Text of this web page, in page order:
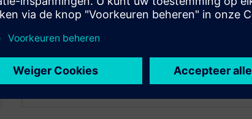
Met een typische installatietijd van slechts een
snelheid. Geen black boxes, geen training en geen
wijzigingen in uw activiteiten of team nodig. Maak
gewoon efficiënter gebruik van wat er ter plaatse is.